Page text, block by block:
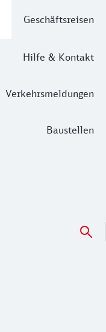
Geschäftsreisen
Hilfe & Kontakt
Verkehrsmeldungen
Baustellen